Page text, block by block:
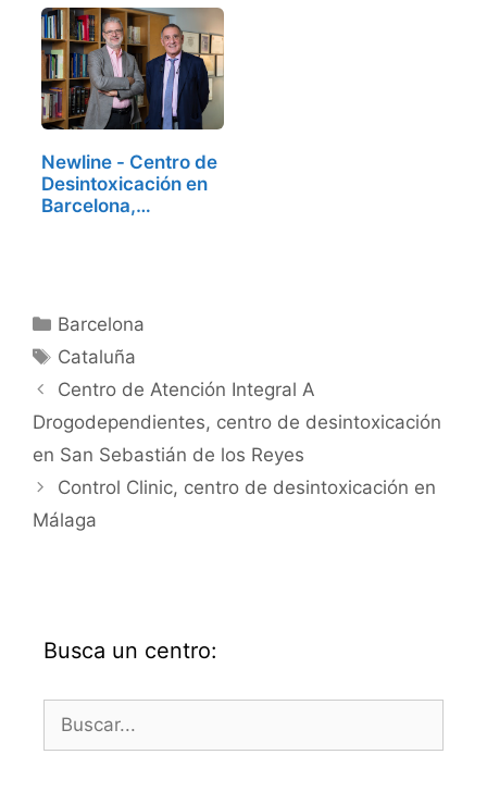
Newline - Centro de
Desintoxicación en
Barcelona,…
Categorías
Barcelona
Etiquetas
Cataluña
Centro de Atención Integral A
Drogodependientes, centro de desintoxicación
en San Sebastián de los Reyes
Control Clinic, centro de desintoxicación en
Málaga
Busca un centro:
Buscar: